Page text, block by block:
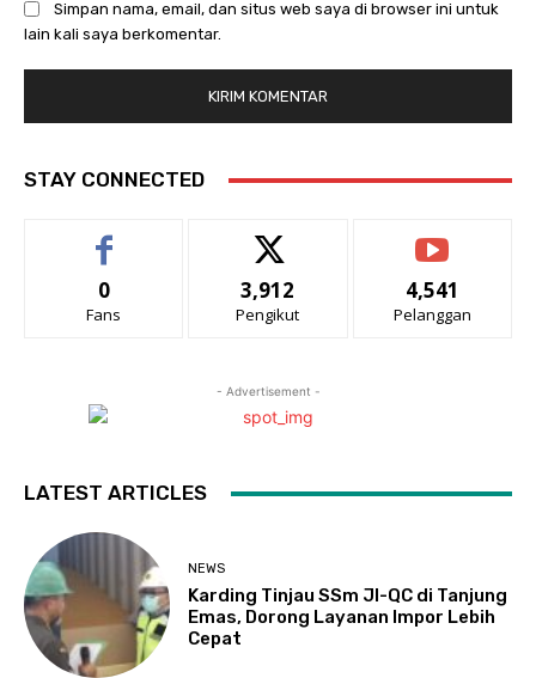
Simpan nama, email, dan situs web saya di browser ini untuk
lain kali saya berkomentar.
STAY CONNECTED
0
Fans
3,912
Pengikut
4,541
Pelanggan
- Advertisement -
LATEST ARTICLES
NEWS
Karding Tinjau SSm JI-QC di Tanjung
Emas, Dorong Layanan Impor Lebih
Cepat